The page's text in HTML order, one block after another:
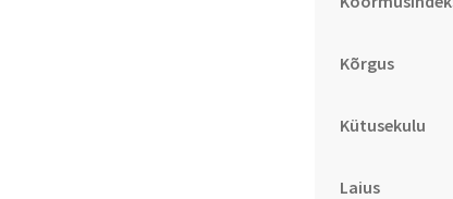
Kõrgus
Kütusekulu
Laius